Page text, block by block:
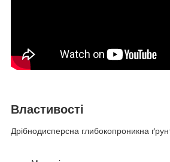
Властивості
Дрібнодисперсна глибокопроникна